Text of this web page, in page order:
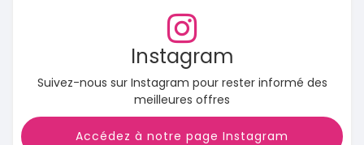
Instagram
Suivez-nous sur Instagram pour rester informé des
meilleures offres
Accédez à notre page Instagram